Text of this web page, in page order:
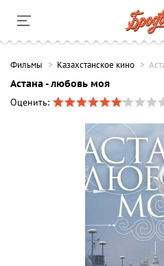
Фильмы Казахстанское кино
Астана - любовь моя
Оценить: